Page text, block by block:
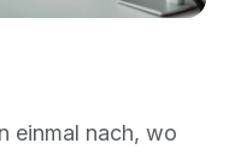
einmal nach, wo